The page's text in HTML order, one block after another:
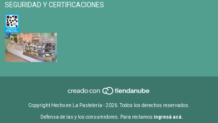
SEGURIDAD Y CERTIFICACIONES
Copyright Hecho en La Pastelería - 2026. Todos los derechos reservados.
Defensa de las y los consumidores. Para reclamos ingresá acá.